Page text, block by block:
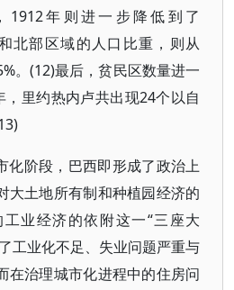
1912年则进一步降低到了
北部区域的人口比重，则从
。(12)最后，贫民区数量进一
，里约热内卢共出现24个以自
化阶段，巴西即形成了政治上
大土地所有制和种植园经济的
业经济的依附这一“三座大
工业化不足、失业问题严重与
在治理城市化进程中的住房问